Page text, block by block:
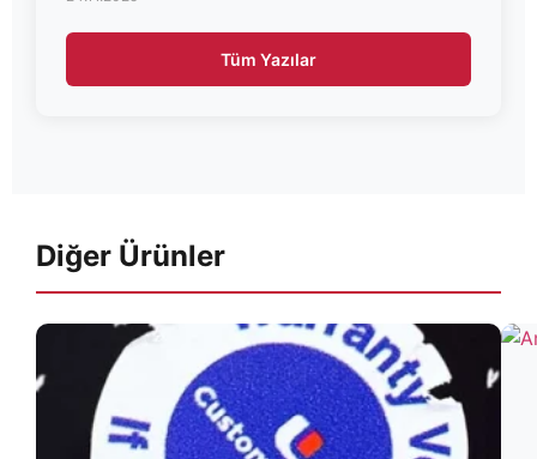
Tüm Yazılar
Diğer Ürünler